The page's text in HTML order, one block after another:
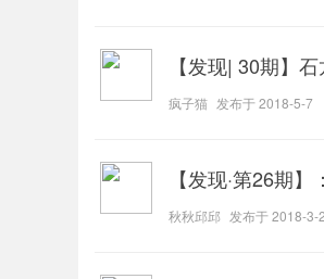
【发现| 30期】
疯子猫 发布于2018-5-7
【发现·第26期
秋秋邱邱 发布于2018-3-